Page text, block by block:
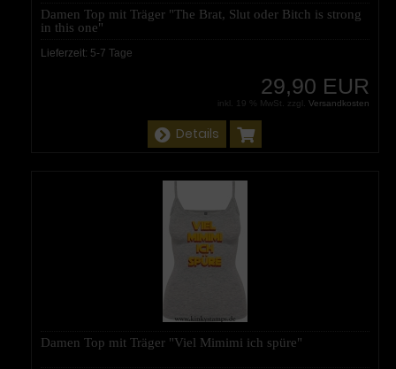
Damen Top mit Träger "The Brat, Slut oder Bitch is strong
in this one"
Lieferzeit: 5-7 Tage
29,90 EUR
inkl. 19 % MwSt. zzgl. Versandkosten
Details
Damen Top mit Träger "Viel Mimimi ich spüre"